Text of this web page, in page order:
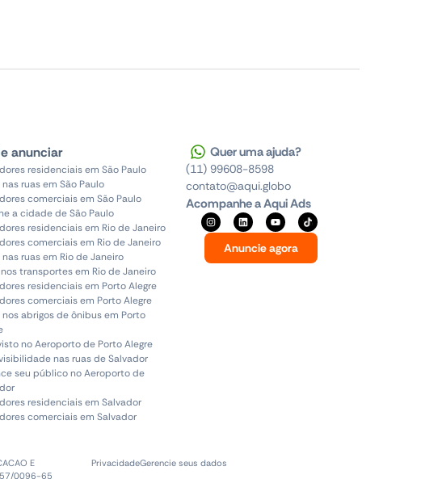
anunciar
residenciais em São Paulo
nas ruas em São Paulo
comerciais em São Paulo
a cidade de São Paulo
residenciais em Rio de Janeiro
comerciais em Rio de Janeiro
nas ruas em Rio de Janeiro
transportes em Rio de Janeiro
residenciais em Porto Alegre
comerciais em Porto Alegre
nos abrigos de ônibus em Porto
no Aeroporto de Porto Alegre
nas ruas de Salvador
seu público no Aeroporto de
residenciais em Salvador
comerciais em Salvador
Quer uma ajuda?
(11) 99608-8598
contato@aqui.globo
Acompanhe a Aqui Ads
Anuncie agora
E
0096-65
PrivacidadeGerencie seus dados